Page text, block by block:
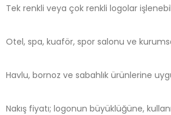
Tek renkli veya çok renkli logolar
Otel, spa, kuaför, spor salonu ve
Havlu, bornoz ve sabahlık ürünlerine
Nakış fiyatı; logonun büyüklüğüne,